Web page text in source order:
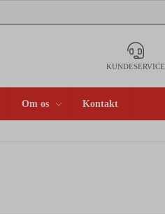
KUNDESERVICE
Om os Kontakt